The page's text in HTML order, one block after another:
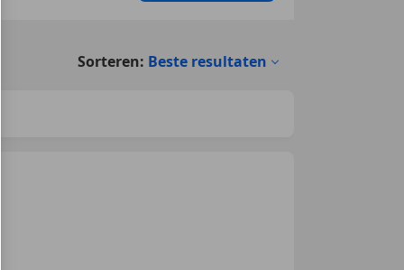
Sorteren: Beste resultaten